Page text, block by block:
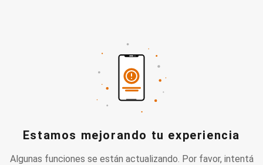
Estamos mejorando tu experiencia
Algunas funciones se están actualizando. Por favor, intentá